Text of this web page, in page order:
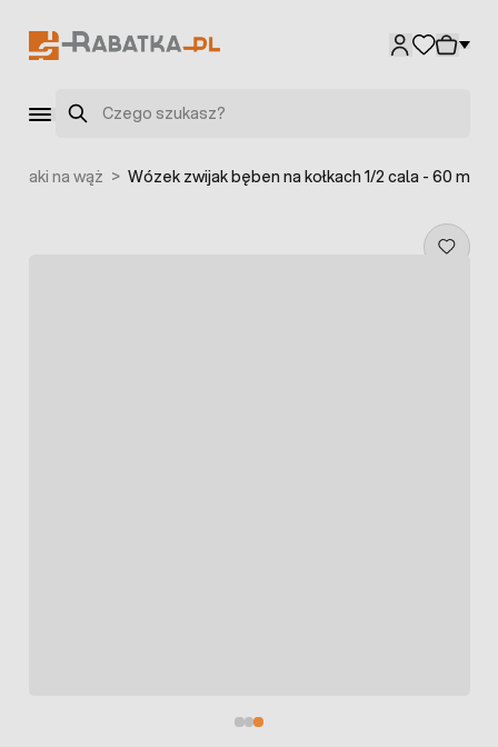
Szukaj
na wąż > Wózek zwijak bęben na kołkach 1/2 cala - 60 m